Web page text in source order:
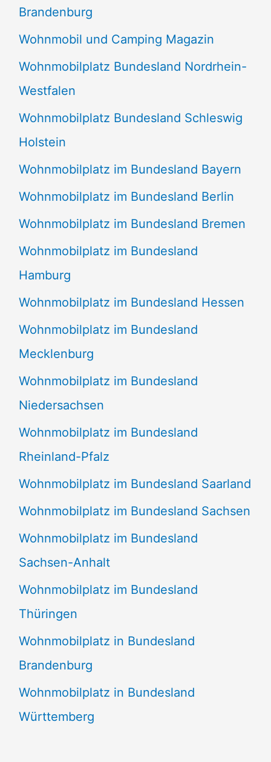
Brandenburg
Wohnmobil und Camping Magazin
Wohnmobilplatz Bundesland Nordrhein-
Westfalen
Wohnmobilplatz Bundesland Schleswig
Holstein
Wohnmobilplatz im Bundesland Bayern
Wohnmobilplatz im Bundesland Berlin
Wohnmobilplatz im Bundesland Bremen
Wohnmobilplatz im Bundesland
Hamburg
Wohnmobilplatz im Bundesland Hessen
Wohnmobilplatz im Bundesland
Mecklenburg
Wohnmobilplatz im Bundesland
Niedersachsen
Wohnmobilplatz im Bundesland
Rheinland-Pfalz
Wohnmobilplatz im Bundesland Saarland
Wohnmobilplatz im Bundesland Sachsen
Wohnmobilplatz im Bundesland
Sachsen-Anhalt
Wohnmobilplatz im Bundesland
Thüringen
Wohnmobilplatz in Bundesland
Brandenburg
Wohnmobilplatz in Bundesland
Württemberg